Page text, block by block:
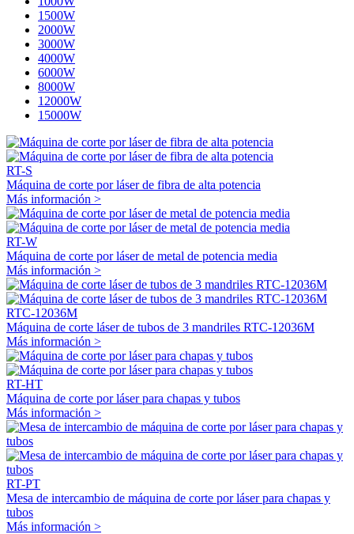
1500W
2000W
3000W
4000W
6000W
8000W
12000W
15000W
RT-S
Máquina de corte por láser de fibra de alta potencia
Más información >
RT-W
Máquina de corte por láser de metal de potencia media
Más información >
RTC-12036M
Máquina de corte láser de tubos de 3 mandriles RTC-12036M
Más información >
RT-HT
Máquina de corte por láser para chapas y tubos
Más información >
RT-PT
Mesa de intercambio de máquina de corte por láser para chapas y
tubos
Más información >